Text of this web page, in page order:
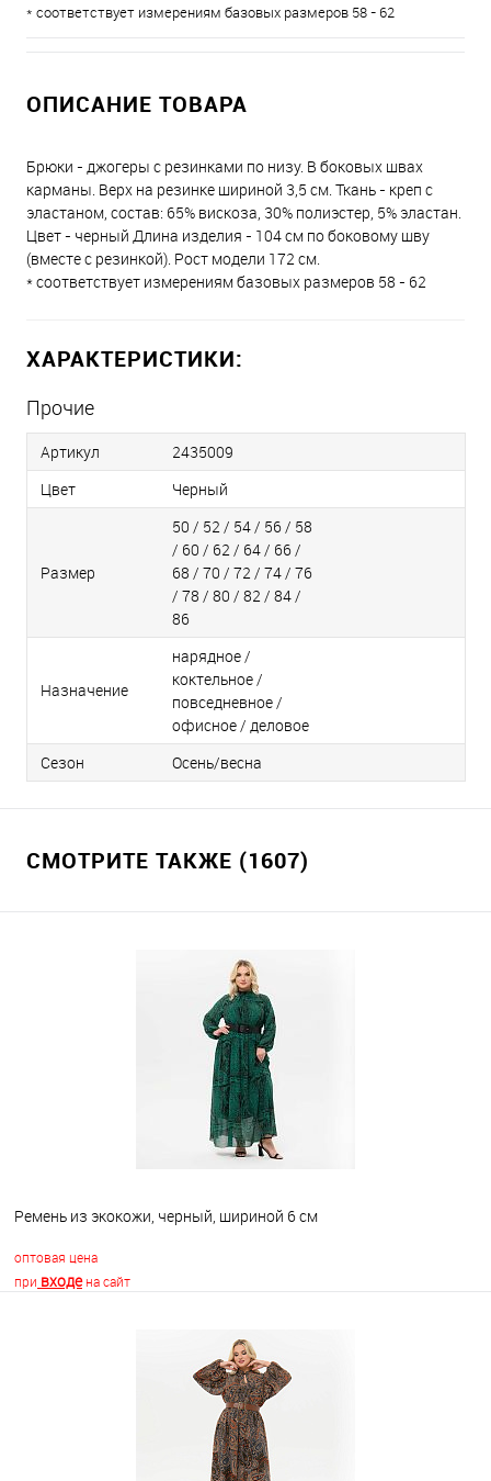
* соответствует измерениям базовых размеров 58 - 62
ОПИСАНИЕ ТОВАРА
Брюки - джогеры с резинками по низу. В боковых швах
карманы. Верх на резинке шириной 3,5 см. Ткань - креп с
эластаном, состав: 65% вискоза, 30% полиэстер, 5% эластан.
Цвет - черный Длина изделия - 104 см по боковому шву
(вместе с резинкой). Рост модели 172 см.
* соответствует измерениям базовых размеров 58 - 62
ХАРАКТЕРИСТИКИ:
Прочие
Артикул
2435009
Цвет
Черный
Размер
50 / 52 / 54 / 56 / 58
/ 60 / 62 / 64 / 66 /
68 / 70 / 72 / 74 / 76
/ 78 / 80 / 82 / 84 /
86
Назначение
нарядное /
коктельное /
повседневное /
офисное / деловое
Сезон
Осень/весна
СМОТРИТЕ ТАКЖЕ (1607)
Ремень из экокожи, черный, шириной 6 см
оптовая цена
при входена сайт
В корзину